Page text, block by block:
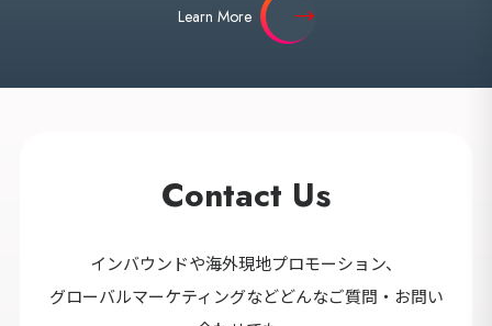
Learn More
Contact Us
インバウンドや海外現地プロモーション、
グローバルマーケティングなどどんなご質問・お問い